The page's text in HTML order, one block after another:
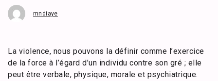
mndiaye
La violence, nous pouvons la définir comme l’exercice
de la force à l’égard d’un individu contre son gré ; elle
peut être verbale, physique, morale et psychiatrique.